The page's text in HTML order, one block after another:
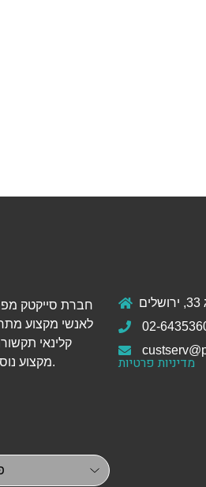
02-
מדיניות פרטיות
לאנשי מקצוע
קלינאי
מקצוע נוספים מוצאים אצלנו את הכלים שאיתם הם עובדים יום-יום.